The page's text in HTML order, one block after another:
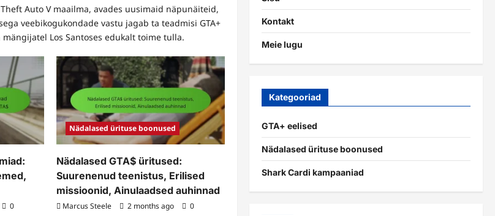
Auto V maailma, avades uusimaid näpunäiteid,
veebikogukondade vastu jagab ta teadmisi GTA+
Los Santoses edukalt toime tulla.
0
Nädalased ürituse boonused
Nädalased GTA$ üritused:
Suurenenud teenistus, Erilised
missioonid, Ainulaadsed auhinnad
Marcus Steele 2 months ago 0
Kontakt
Meie lugu
Kategooriad
GTA+ eelised
Nädalased ürituse boonused
Shark Cardi kampaaniad